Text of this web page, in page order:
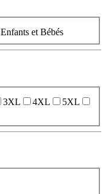
Enfants et Bébés
3XL 4XL
5XL